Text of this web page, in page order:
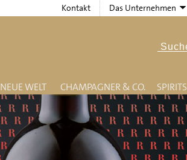
Kontakt Das Unternehmen
NEUE WELT CHAMPAGNER & CO. SPIRITS